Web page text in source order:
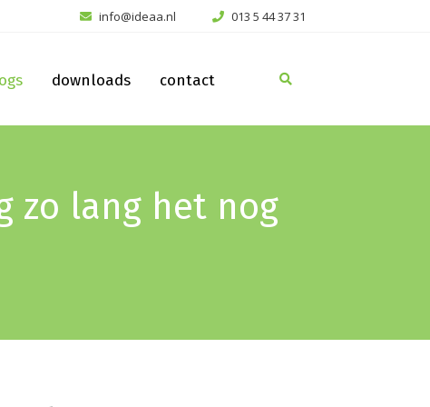
013 5 44 37 31
info@ideaa.nl
downloads contact
zo lang het nog